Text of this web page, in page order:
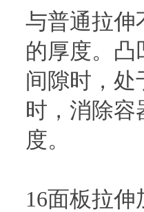
与普通拉伸
的厚度。凸
间隙时，处
时，消除容
度。
16面板拉伸